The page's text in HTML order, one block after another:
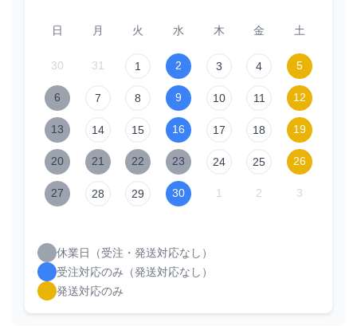
日 月 火 水 木 金 土
30 31 1 2 3 4 5
6 7 8 9 10 11 12
13 14 15 16 17 18 19
20 21 22 23 24 25 26
27 28 29 30 1 2 3
休業日（受注・発送対応なし）
受注対応のみ（発送対応なし）
発送対応のみ